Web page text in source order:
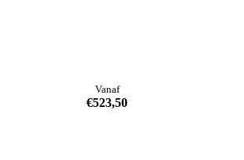
Vanaf
€523,50